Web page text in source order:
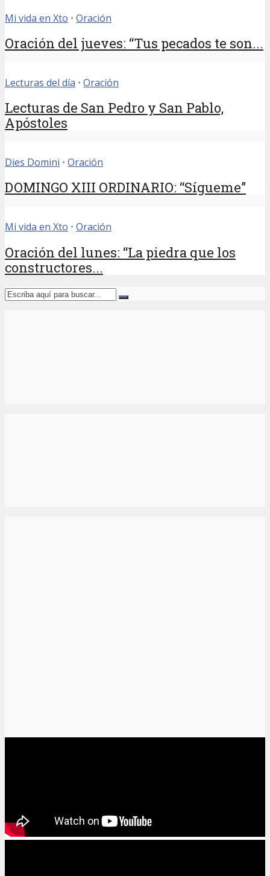
Mi vida en Xto • Oración
Oración del jueves: “Tus pecados te son...
Lecturas del día • Oración
Lecturas de San Pedro y San Pablo,
Apóstoles
Dies Domini • Oración
DOMINGO XIII ORDINARIO: “Sígueme”
Mi vida en Xto • Oración
Oración del lunes: “La piedra que los
constructores...